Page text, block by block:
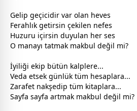
Gelip geçicidir var olan heves
Ferahlık getirsin çekilen nefes
Huzuru içirsin duyulan her ses
O manayı tatmak makbul değil mi?
İyiliği ekip bütün kalplere...
Veda etsek günlük tüm hesaplara...
Zarafet nakşedip tüm kitaplara...
Sayfa sayfa artmak makbul değil mi?